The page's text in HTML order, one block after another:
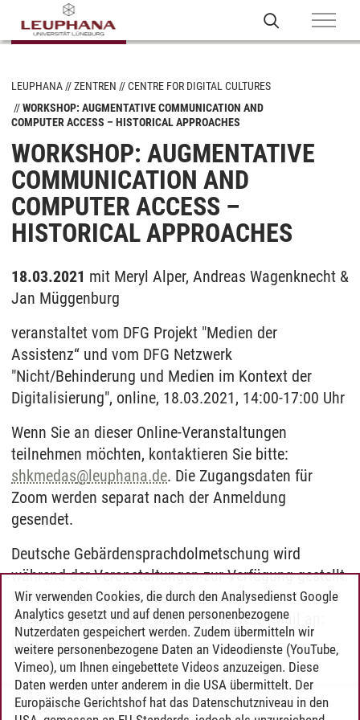
LEUPHANA ZENTREN
CENTRE FOR DIGITAL CULTURES
WORKSHOP: AUGMENTATIVE COMMUNICATION AND
COMPUTER ACCESS – HISTORICAL APPROACHES
WORKSHOP: AUGMENTATIVE
COMMUNICATION AND
COMPUTER ACCESS –
HISTORICAL APPROACHES
18.03.2021 mit Meryl Alper, Andreas Wagenknecht &
Jan Müggenburg
veranstaltet vom DFG Projekt "Medien der
Assistenz“ und vom DFG Netzwerk
"Nicht/Behinderung und Medien im Kontext der
Digitalisierung", online, 18.03.2021, 14:00-17:00 Uhr
Wenn Sie an dieser Online-Veranstaltungen
teilnehmen möchten, kontaktieren Sie bitte:
shkmedas@leuphana.de. Die Zugangsdaten für
Zoom werden separat nach der Anmeldung
gesendet.
Deutsche Gebärdensprachdolmetschung wird
während der Veranstaltungen zur Verfügung gestellt.
Bitte informieren Sie uns über weitere
Anforderungen an die Barrierefreiheit. E- Mail an:
psander@leuphana.de
Tobias Schulze/18.03.2021
Wir verwenden Cookies, die durch den Analysedienst Google
Analytics gesetzt und auf denen personenbezogene
Nutzerdaten gespeichert werden. Zudem übermitteln wir
weitere personenbezogene Daten an Videodienste (YouTube,
Vimeo), um Ihnen eingebettete Videos anzuzeigen. Diese
Daten werden unter anderem in die USA übermittelt. Der
Europäische Gerichtshof hat das Datenschutzniveau in den